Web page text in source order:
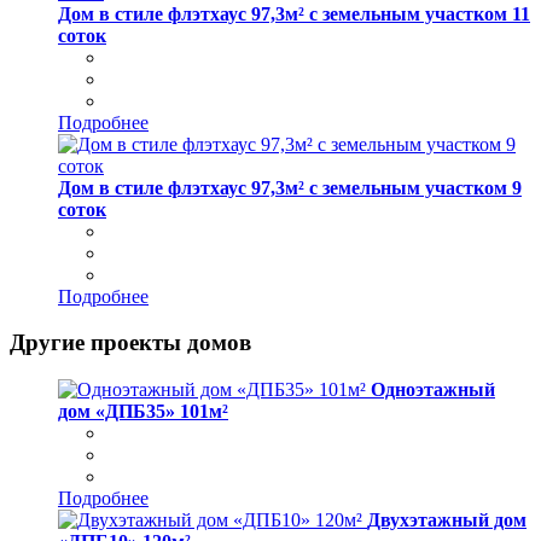
Дом в стиле флэтхаус 97,3м² с земельным участком 11
соток
Подробнее
Дом в стиле флэтхаус 97,3м² с земельным участком 9
соток
Подробнее
Другие проекты домов
Одноэтажный
дом «ДПБ35» 101м²
Подробнее
Двухэтажный дом